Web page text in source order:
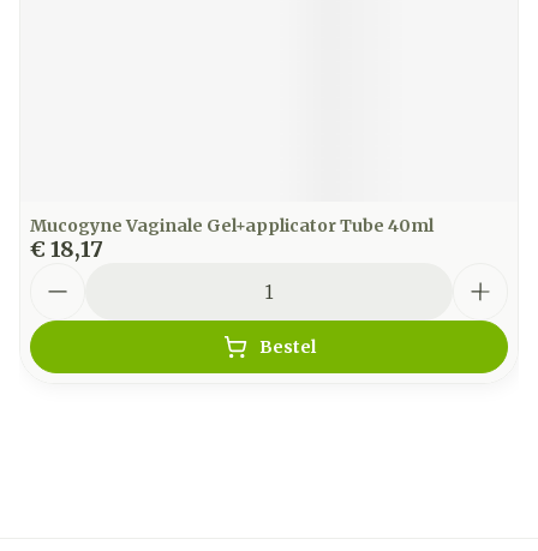
Mucogyne Vaginale Gel+applicator Tube 40ml
€ 18,17
Bestel